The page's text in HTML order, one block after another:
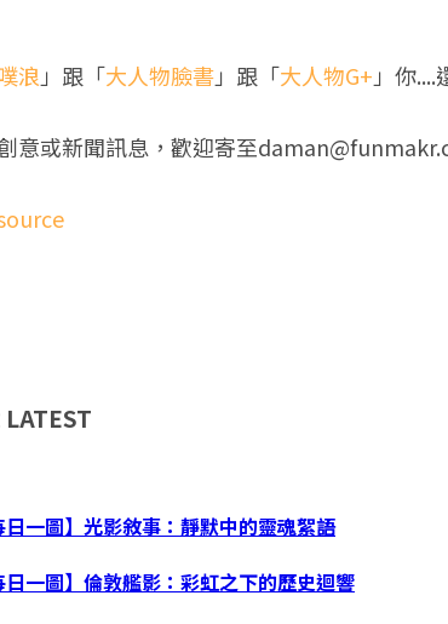
浪 」跟「大人物臉書」跟「大人物G+ 」你....
意或新聞訊息，歡迎寄至
LATEST
日一圖】光影敘事：靜默中的靈魂絮語
日一圖】倫敦艦影：彩虹之下的歷史迴響